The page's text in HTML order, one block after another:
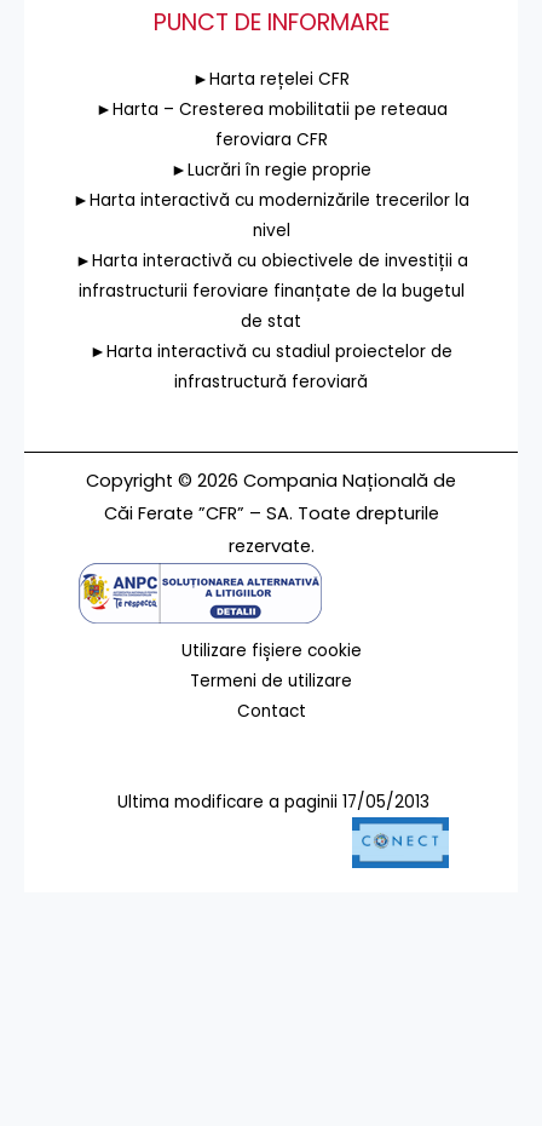
PUNCT DE INFORMARE
►Harta rețelei CFR
►Harta – Cresterea mobilitatii pe reteaua
feroviara CFR
►Lucrări în regie proprie
►Harta interactivă cu modernizările trecerilor la
nivel
►Harta interactivă cu obiectivele de investiții a
infrastructurii feroviare finanțate de la bugetul
de stat
►Harta interactivă cu stadiul proiectelor de
infrastructură feroviară
Copyright © 2026 Compania Națională de
Căi Ferate ”CFR” – SA. Toate drepturile
rezervate.
Utilizare fișiere cookie
Termeni de utilizare
Contact
Ultima modificare a paginii 17/05/2013